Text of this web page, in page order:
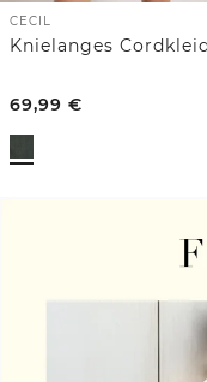
CECIL
69,99 €